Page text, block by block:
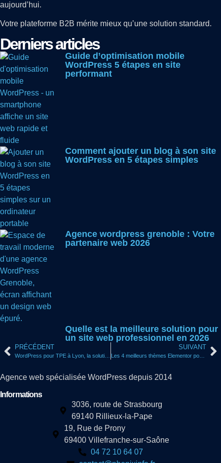
aujourd’hui.
Votre plateforme B2B mérite mieux qu’une solution standard.
Derniers articles
Guide d’optimisation mobile
WordPress 5 étapes en site
performant
Comment ajouter un blog à son site
WordPress en 5 étapes simples
Agence wordpress grenoble : Votre
partenaire web 2026
Quelle est la meilleure solution pour
un site web professionnel en 2026
PRÉCÉDENT SUIVANT
Les 4 meilleurs thèmes Elementor pour site pro testés et comparés en 2026
Agence web spécialisée WordPress depuis 2014
Informations
3036, route de Strasbourg
69140 Rillieux-la-Pape
19, Rue de Prony
69400 Villefranche-sur-Saône
04 72 10 64 07